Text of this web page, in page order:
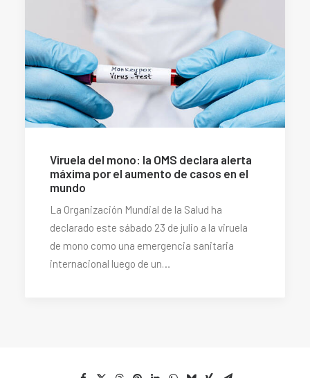
Viruela del mono: la OMS declara alerta
máxima por el aumento de casos en el
mundo
La Organización Mundial de la Salud ha
declarado este sábado 23 de julio a la viruela
de mono como una emergencia sanitaria
internacional luego de un…